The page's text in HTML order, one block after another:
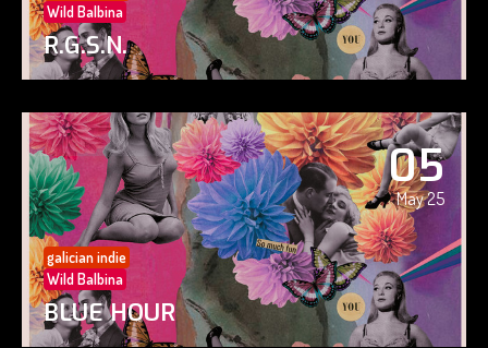
Wild Balbina
R.G.S.N.
05
May 25
galician indie
Wild Balbina
BLUE HOUR